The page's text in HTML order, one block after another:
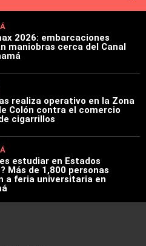
2026: embarcaciones
maniobras cerca del Canal
realiza operativo en la Zona
Colón contra el comercio
cigarrillos
estudiar en Estados
Más de 1,800 personas
a feria universitaria en